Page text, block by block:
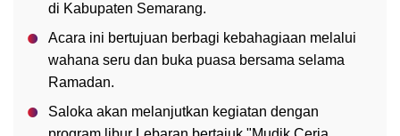
di Kabupaten Semarang.
Acara ini bertujuan berbagi kebahagiaan melalui
wahana seru dan buka puasa bersama selama
Ramadan.
Saloka akan melanjutkan kegiatan dengan